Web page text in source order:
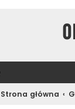
Strona główna